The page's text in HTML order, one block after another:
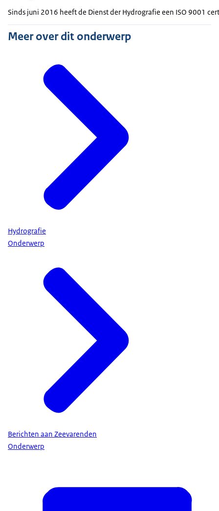
Ondertiteling
srt
Sinds juni 2016 heeft de Dienst der Hydrografie een ISO 9001
Meer over dit onderwerp
Hydrografie
Onderwerp
Berichten aan Zeevarenden
Onderwerp